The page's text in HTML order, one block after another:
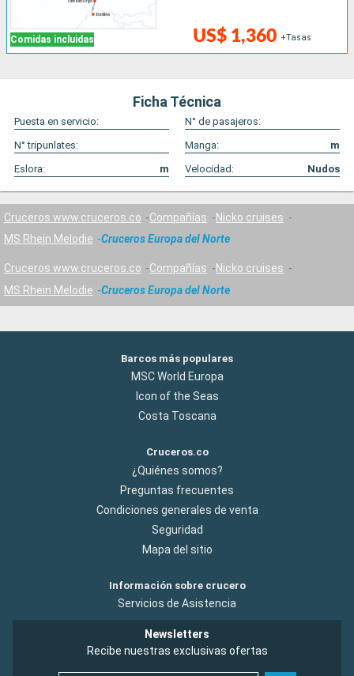
Comidas incluidas US$ 1,360 +Tasas
Ficha Técnica
Puesta en servicio:
N° de pasajeros:
N° tripunlates:
Manga:
m
Eslora:
m Velocidad: Nudos
Cruceros www.cruceros.co Compañías
Nicko cruises
MS Rhein Melodie
Cruceros Europa del Norte
Cruceros www.cruceros.co Compañías
Nicko cruises
MS Rhein Melodie
Cruceros Europa del Norte
Barcos más populares
MSC World Europa
Icon of the Seas
Costa Toscana
Cruceros.co
¿Quiénes somos?
Preguntas frecuentes
Condiciones generales de venta
Seguridad
Mapa del sitio
Información sobre crucero
Servicios de Asistencia
Newsletters
Recibe nuestras exclusivas ofertas